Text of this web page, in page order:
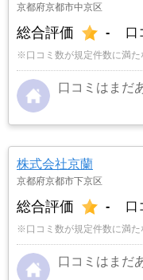
京都府京都市中京区
総合評価 - 口
※口コミ数が規定件数に満た
口コミはまだ
株式会社京蘭
京都府京都市下京区
総合評価 - 口
※口コミ数が規定件数に満た
口コミはまだ